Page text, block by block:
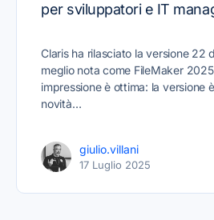
per sviluppatori e IT
Claris ha rilasciato la versione 22
meglio nota come FileMaker
impressione è ottima: la versione
novità…
giulio.villani
17 Luglio 2025